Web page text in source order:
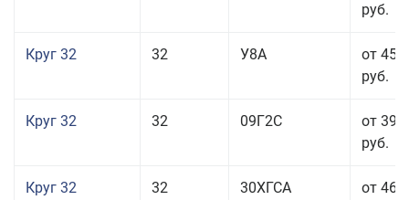
руб.
Круг 32 32 У8А
от 45
руб.
Круг 32 32 09Г2С
от 39
руб.
Круг 32 32 30ХГСА
от 46